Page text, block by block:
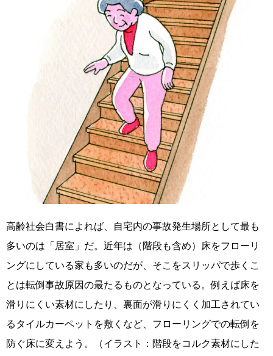
高齢社会白書によれば、自宅内の事故発生場所として最も
多いのは「居室」だ。近年は（階段も含め）床をフローリ
ングにしている家も多いのだが、そこをスリッパで歩くこ
とは転倒事故原因の最たるものとなっている。例えば床を
滑りにくい素材にしたり、裏面が滑りにくく加工されてい
るタイルカーペットを敷くなど、フローリングでの転倒を
防ぐ床に変えよう。（イラスト：階段をコルク素材にした